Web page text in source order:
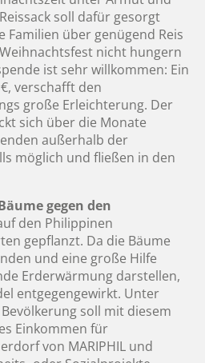
soll dafür gesorgt
Familien über genügend Reis
nicht hungern
ist sehr willkommen: Ein
verschafft den
große Erleichterung. Der
sich über die Monate
außerhalb der
möglich und fließen in den
gegen den
den Philippinen
gepflanzt. Da die Bäume
und eine große Hilfe
Erderwärmung darstellen,
entgegengewirkt. Unter
soll mit diesem
Einkommen für
von MARIPHIL und